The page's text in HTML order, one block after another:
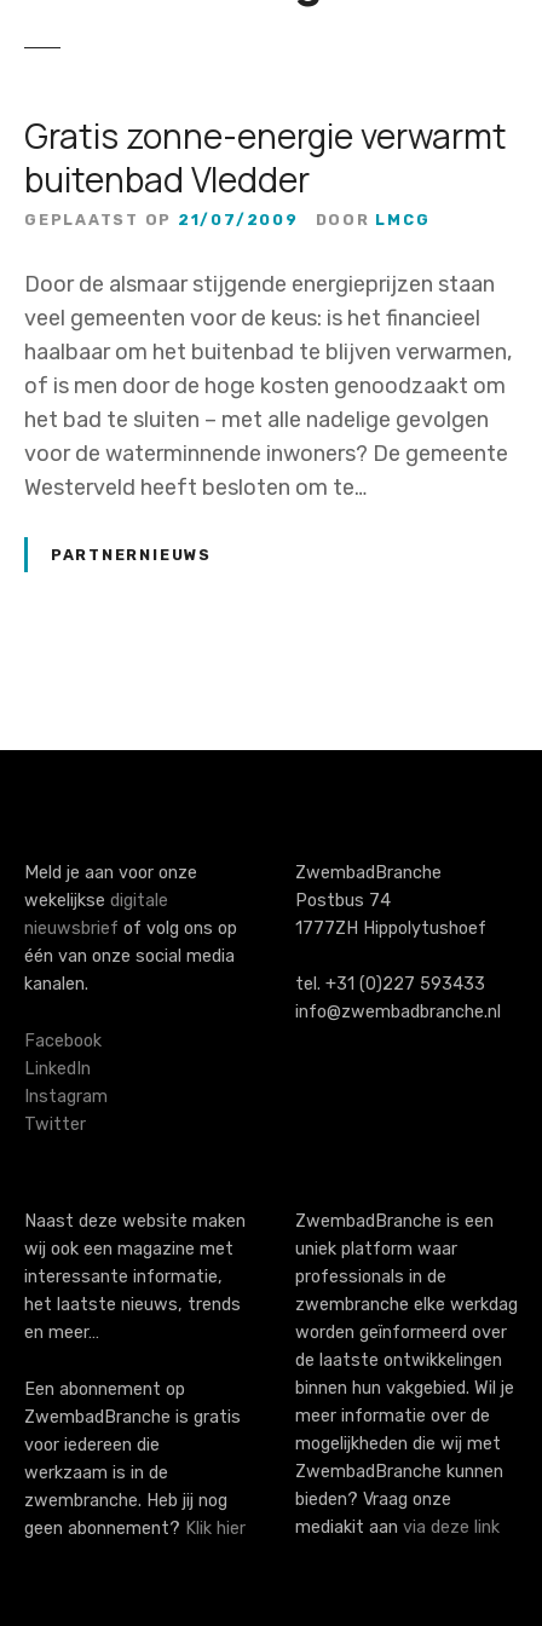
Gratis zonne-energie verwarmt
buitenbad Vledder
GEPLAATST OP 21/07/2009 DOOR LMCG
Door de alsmaar stijgende energieprijzen staan
veel gemeenten voor de keus: is het financieel
haalbaar om het buitenbad te blijven verwarmen,
of is men door de hoge kosten genoodzaakt om
het bad te sluiten – met alle nadelige gevolgen
voor de waterminnende inwoners? De gemeente
Westerveld heeft besloten om te…
PARTNERNIEUWS
o
s
n
a
i
g
a
i
o
n
Meld je aan voor onze
wekelijkse digitale
nieuwsbrief of volg ons op
één van onze social media
kanalen.
Facebook
LinkedIn
Instagram
Twitter
ZwembadBranche
Postbus 74
1777ZH Hippolytushoef
tel. +31 (0)227 593433
info@zwembadbranche.nl
Naast deze website maken
wij ook een magazine met
interessante informatie,
het laatste nieuws, trends
en meer…
Een abonnement op
ZwembadBranche is gratis
voor iedereen die
werkzaam is in de
zwembranche. Heb jij nog
geen abonnement? Klik hier
ZwembadBranche is een
uniek platform waar
professionals in de
zwembranche elke werkdag
worden geïnformeerd over
de laatste ontwikkelingen
binnen hun vakgebied. Wil je
meer informatie over de
mogelijkheden die wij met
ZwembadBranche kunnen
bieden? Vraag onze
mediakit aan via deze link